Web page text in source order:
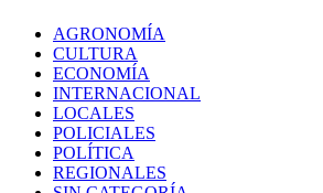
AGRONOMÍA
CULTURA
ECONOMÍA
INTERNACIONAL
LOCALES
POLICIALES
POLÍTICA
REGIONALES